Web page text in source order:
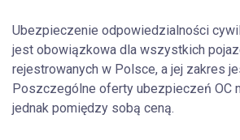
Ubezpieczenie odpowiedzialności
jest obowiązkowa dla wszystkich
rejestrowanych w Polsce, a jej zakres
Poszczególne oferty ubezpieczeń OC
jednak pomiędzy sobą ceną.